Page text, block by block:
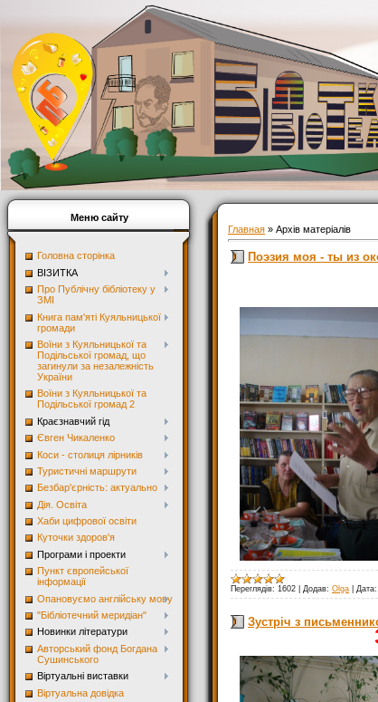
Меню сайту
Головна сторінка
ВІЗИТКА
Про Публічну бібліотеку у
ЗМІ
Книга пам'яті Куяльницької
громади
Воїни з Куяльницької та
Подільської громад, що
загинули за незалежність
України
Воїни з Куяльницької та
Подільської громад 2
Краєзнавчий гід
Євген Чикаленко
Коси - столиця лірників
Туристичні маршрути
Безбар'єрність: актуально
Дія. Освіта
Хаби цифрової освіти
Куточки здоров'я
Програми і проекти
Пункт європейської
інформації
Опановуємо англійську мову
"Бібліотечний меридіан"
Новинки літератури
Авторський фонд Богдана
Сушинського
Віртуальні виставки
Віртуальна довідка
Главная » Архів матеріалів
Поэзия моя - ты из
Переглядів: 1602 Додав: Olga Дата:
Зустріч з